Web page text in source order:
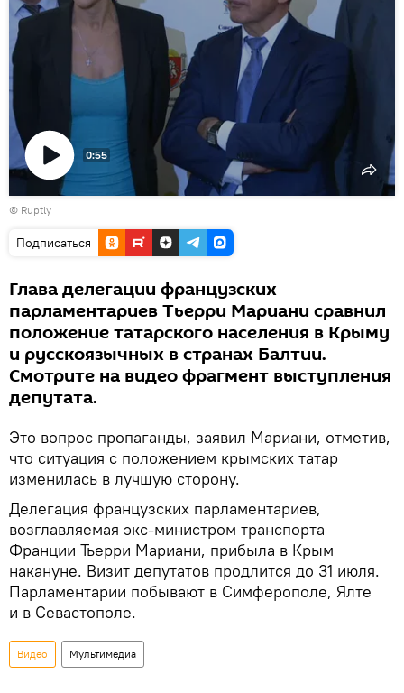
Воспроизвести
видео
0:55
© Ruptly
Подписаться
Глава делегации французских
парламентариев Тьерри Мариани сравнил
положение татарского населения в Крыму
и русскоязычных в странах Балтии.
Смотрите на видео фрагмент выступления
депутата.
Это вопрос пропаганды, заявил Мариани, отметив,
что ситуация с положением крымских татар
изменилась в лучшую сторону.
Делегация французских парламентариев,
возглавляемая экс-министром транспорта
Франции Тьерри Мариани, прибыла в Крым
накануне. Визит депутатов продлится до 31 июля.
Парламентарии побывают в Симферополе, Ялте
и в Севастополе.
Видео Мультимедиа